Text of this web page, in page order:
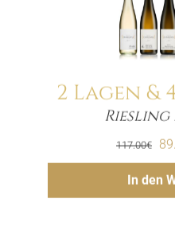
2 Lagen &
Riesling
117.00€
In den